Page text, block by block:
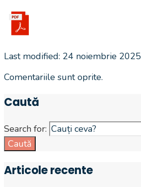
Last modified: 24 noiembrie 2025
Comentariile sunt oprite.
Caută
Search for:
Caută
Articole recente